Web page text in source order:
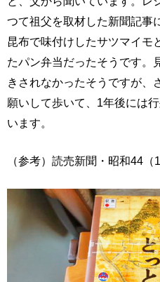
つて祖父を取材した新聞記事
昆布で味付けしたサツマイモ
たパン弁当だったそうです。
きされなかったそうですが、
願いして歩いて、1年後には
います。
（参考）読売新聞・昭和44